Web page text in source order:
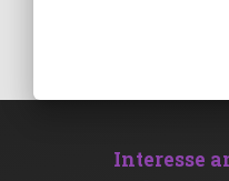
Interesse